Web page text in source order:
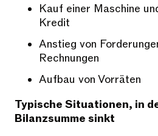
Kauf einer Maschine
Kredit
Anstieg von
Rechnungen
Aufbau von Vorräten
Typische Situationen, in
Bilanzsumme sinkt